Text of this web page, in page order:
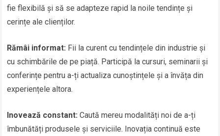
fie flexibilă și să se adapteze rapid la noile tendințe și
cerințe ale clienților.
Rămâi informat: Fii la curent cu tendințele din industrie și
cu schimbările de pe piață. Participă la cursuri, seminarii și
conferințe pentru a-ți actualiza cunoștințele și a învăța din
experiențele altora.
Inovează constant: Caută mereu modalități noi de a-ți
îmbunătăți produsele și serviciile. Inovația continuă este